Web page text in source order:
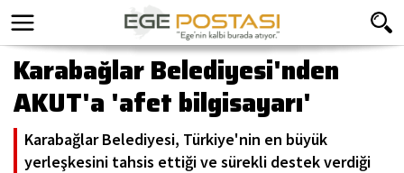
Karabağlar Belediyesi'nden
AKUT'a 'afet bilgisayarı'
Karabağlar Belediyesi, Türkiye'nin en büyük
yerleşkesini tahsis ettiği ve sürekli destek verdiği